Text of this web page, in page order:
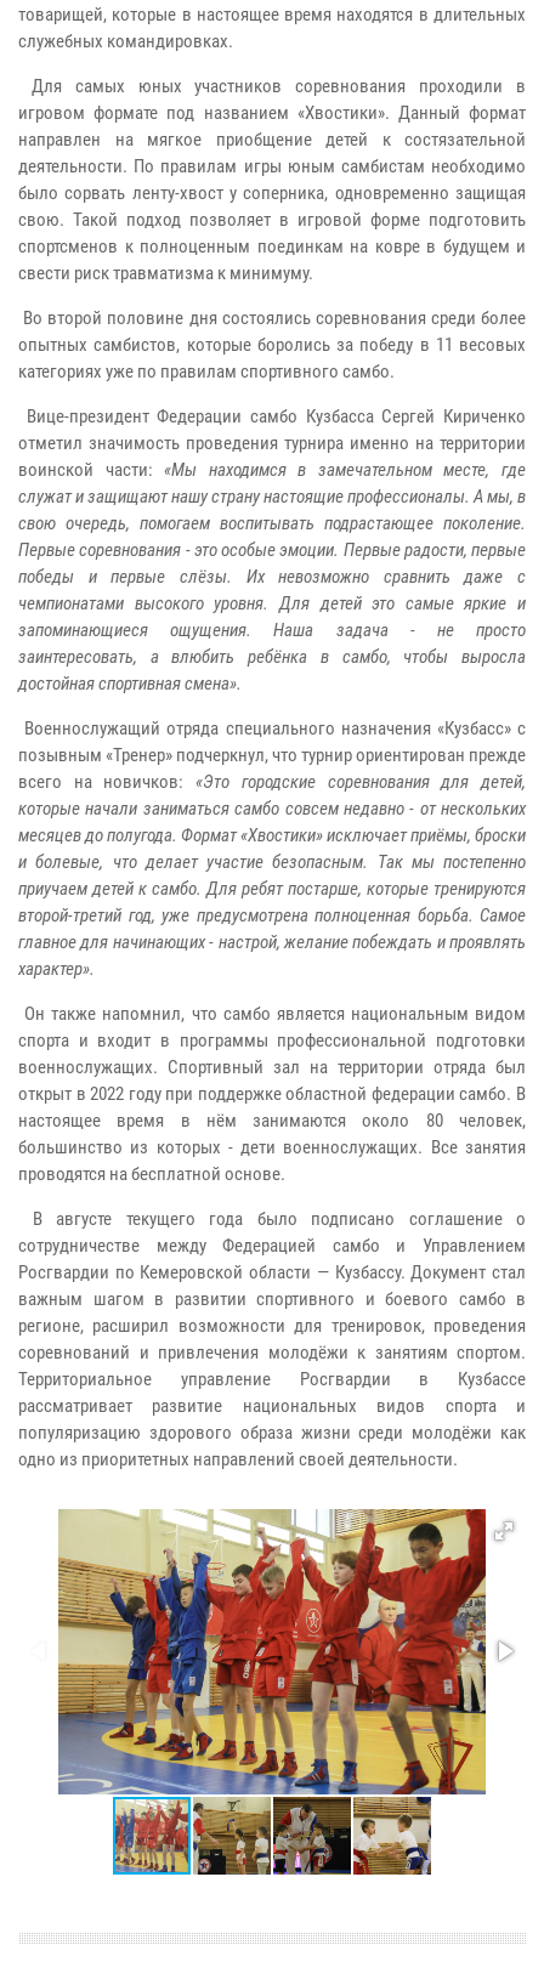
товарищей, которые в настоящее время находятся в длительных
служебных командировках.
Для самых юных участников соревнования проходили в
игровом формате под названием «Хвостики». Данный формат
направлен на мягкое приобщение детей к состязательной
деятельности. По правилам игры юным самбистам необходимо
было сорвать ленту-хвост у соперника, одновременно защищая
свою. Такой подход позволяет в игровой форме подготовить
спортсменов к полноценным поединкам на ковре в будущем и
свести риск травматизма к минимуму.
Во второй половине дня состоялись соревнования среди более
опытных самбистов, которые боролись за победу в 11 весовых
категориях уже по правилам спортивного самбо.
Вице-президент Федерации самбо Кузбасса Сергей Кириченко
отметил значимость проведения турнира именно на территории
воинской части:«Мы находимся в замечательном месте, где
служат и защищают нашу страну настоящие профессионалы. А мы, в
свою очередь, помогаем воспитывать подрастающее поколение.
Первые соревнования - это особые эмоции. Первые радости, первые
победы и первые слёзы. Их невозможно сравнить даже с
чемпионатами высокого уровня. Для детей это самые яркие и
запоминающиеся ощущения. Наша задача - не просто
заинтересовать, а влюбить ребёнка в самбо, чтобы выросла
достойная спортивная смена».
Военнослужащий отряда специального назначения «Кузбасс» с
позывным «Тренер» подчеркнул, что турнир ориентирован прежде
всего на новичков:«Это городские соревнования для детей,
которые начали заниматься самбо совсем недавно - от нескольких
месяцев до полугода. Формат «Хвостики» исключает приёмы, броски
и болевые, что делает участие безопасным. Так мы постепенно
приучаем детей к самбо. Для ребят постарше, которые тренируются
второй-третий год, уже предусмотрена полноценная борьба. Самое
главное для начинающих - настрой, желание побеждать и проявлять
характер».
Он также напомнил, что самбо является национальным видом
спорта и входит в программы профессиональной подготовки
военнослужащих. Спортивный зал на территории отряда был
открыт в 2022 году при поддержке областной федерации самбо. В
настоящее время в нём занимаются около 80 человек,
большинство из которых - дети военнослужащих. Все занятия
проводятся на бесплатной основе.
В августе текущего года было подписано соглашение о
сотрудничестве между Федерацией самбо и Управлением
Росгвардии по Кемеровской области — Кузбассу. Документ стал
важным шагом в развитии спортивного и боевого самбо в
регионе, расширил возможности для тренировок, проведения
соревнований и привлечения молодёжи к занятиям спортом.
Территориальное управление Росгвардии в Кузбассе
рассматривает развитие национальных видов спорта и
популяризацию здорового образа жизни среди молодёжи как
одно из приоритетных направлений своей деятельности.